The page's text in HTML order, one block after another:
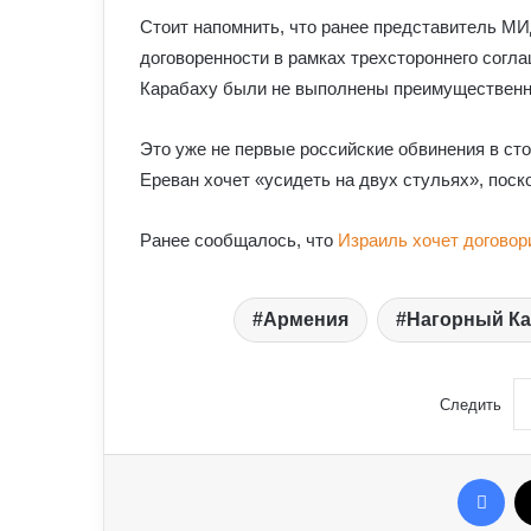
Стоит напомнить, что ранее представитель
договоренности в рамках трехстороннего
Карабаху были не выполнены
Это уже не первые российские обвинения в
Ереван хочет «усидеть на двух стульях»,
Ранее сообщалось, что Израиль хочет
Армения Нагорный
Следить